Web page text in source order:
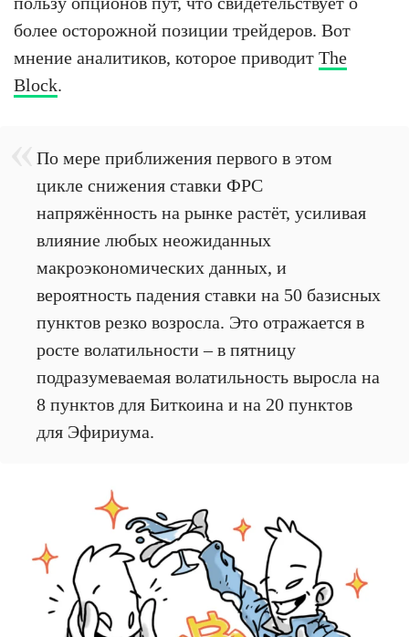
более осторожной позиции трейдеров. Вот
мнение аналитиков, которое приводит The
Block.
По мере приближения первого в этом
цикле снижения ставки ФРС
напряжённость на рынке растёт, усиливая
влияние любых неожиданных
макроэкономических данных, и
вероятность падения ставки на 50 базисных
пунктов резко возросла. Это отражается в
росте волатильности – в пятницу
подразумеваемая волатильность выросла на
8 пунктов для Биткоина и на 20 пунктов
для Эфириума.